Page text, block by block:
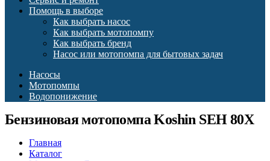
Помощь в выборе
Как выбрать насос
Как выбрать мотопомпу
Как выбрать бренд
Насос или мотопомпа для бытовых задач
Насосы
Мотопомпы
Водопонижение
Бензиновая мотопомпа Koshin SEH 80X
Главная
Каталог